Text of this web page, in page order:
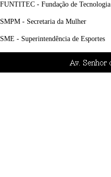
FUNTITEC - Fundação de Tecnologia
SMPM - Secretaria da Mulher
SME - Superintendência de Esportes